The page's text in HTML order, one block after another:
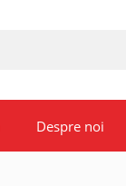
Despre noi